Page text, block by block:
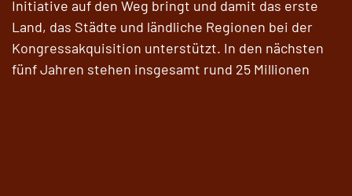
Initiative auf den Weg bringt und damit das erste
Land, das Städte und ländliche Regionen bei der
Kongressakquisition unterstützt. In den nächsten
fünf Jahren stehen insgesamt rund 25 Millionen